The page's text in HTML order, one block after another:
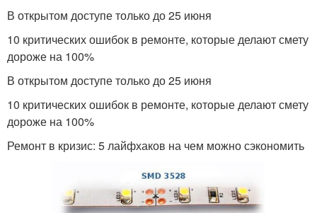
В открытом доступе только до 25 июня
10 критических ошибок в ремонте, которые делают смету
дороже на 100%
В открытом доступе только до 25 июня
10 критических ошибок в ремонте, которые делают смету
дороже на 100%
Ремонт в кризис: 5 лайфхаков на чем можно сэкономить